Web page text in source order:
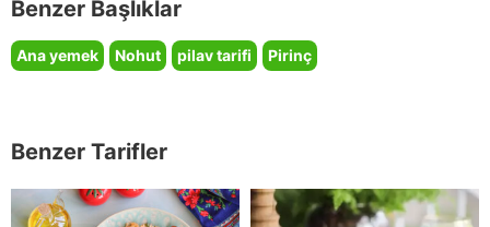
Benzer Başlıklar
Ana yemek Nohut pilav tarifi Pirinç
Benzer Tarifler